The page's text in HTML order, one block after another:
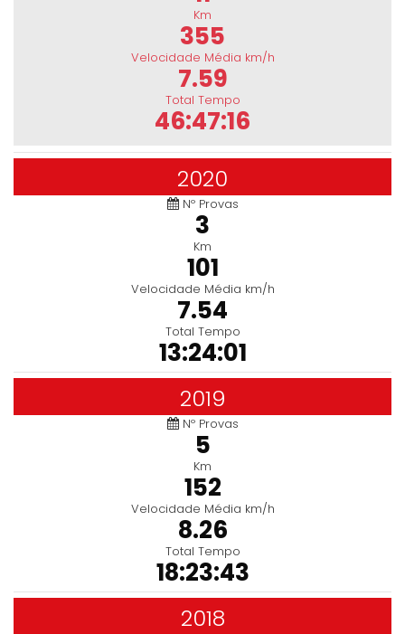
Km
355
Velocidade Média km/h
7.59
Total Tempo
46:47:16
2020
Nº Provas
3
Km
101
Velocidade Média km/h
7.54
Total Tempo
13:24:01
2019
Nº Provas
5
Km
152
Velocidade Média km/h
8.26
Total Tempo
18:23:43
2018